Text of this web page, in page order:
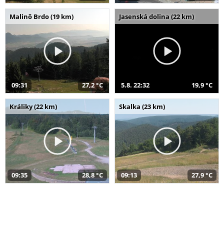
Malinô Brdo (19 km)
09:31 27,2 °C
Jasenská dolina (22 km)
5.8. 22:32 19,9 °C
Králiky (22 km)
09:35 28,8 °C
Skalka (23 km)
09:13 27,9 °C